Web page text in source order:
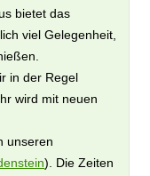
bietet das
viel Gelegenheit,
in der Regel
wird mit neuen
unseren
). Die Zeiten